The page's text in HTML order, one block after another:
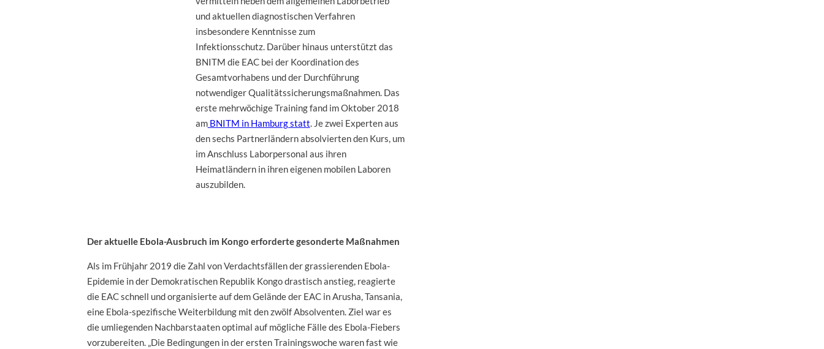
und aktuellen diagnostischen Verfahren
insbesondere Kenntnisse zum
Infektionsschutz. Darüber hinaus unterstützt das
BNITM die EAC bei der Koordination des
Gesamtvorhabens und der Durchführung
notwendiger Qualitätssicherungsmaßnahmen. Das
erste mehrwöchige Training fand im Oktober 2018
amBNITM in Hamburg statt. Je zwei Experten aus
den sechs Partnerländern absolvierten den Kurs, um
im Anschluss Laborpersonal aus ihren
Heimatländern in ihren eigenen mobilen Laboren
auszubilden.
Der aktuelle Ebola-Ausbruch im Kongo erforderte gesonderte Maßnahmen
Als im Frühjahr 2019 die Zahl von Verdachtsfällen der grassierenden Ebola-
Epidemie in der Demokratischen Republik Kongo drastisch anstieg, reagierte
die EAC schnell und organisierte auf dem Gelände der EAC in Arusha, Tansania,
eine Ebola-spezifische Weiterbildung mit den zwölf Absolventen. Ziel war es
die umliegenden Nachbarstaaten optimal auf mögliche Fälle des Ebola-Fiebers
vorzubereiten. „Die Bedingungen in der ersten Trainingswoche waren fast wie